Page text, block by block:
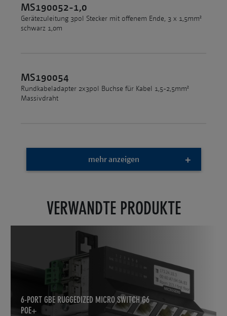
MS190052-1,0
Gerätezuleitung 3pol Stecker mit offenem Ende, 3 x 1,5mm²
schwarz 1,0m
MS190054
Rundkabeladapter 2x3pol Buchse für Kabel 1,5-2,5mm²
Massivdraht
mehr anzeigen
VERWANDTE PRODUKTE
6-PORT GBE RUGGEDIZED MICRO SWITCH G6
POE+